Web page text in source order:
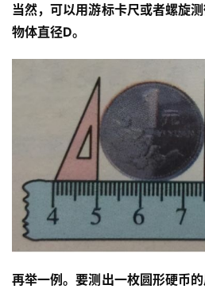
当然，可以用游标卡尺或者螺旋
物体直径D。
再举一例。要测出一枚圆形硬币